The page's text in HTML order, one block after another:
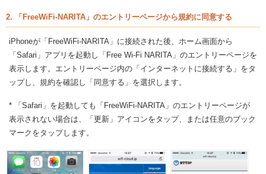
2. 「FreeWiFi-NARITA」のエントリーページから規約に同意する
iPhoneが「FreeWiFi-NARITA」に接続された後、ホーム画面から
「Safari」アプリを起動し「Free Wi-Fi NARITA」のエントリーページを
表示します。エントリーページ内の「インターネットに接続する」をタ
ップし、規約を確認し「同意する」を選択します。
* 「Safari」を起動しても「FreeWiFi-NARITA」のエントリーページが
表示されない場合は、「更新」アイコンをタップ、または任意のブック
マークをタップします。